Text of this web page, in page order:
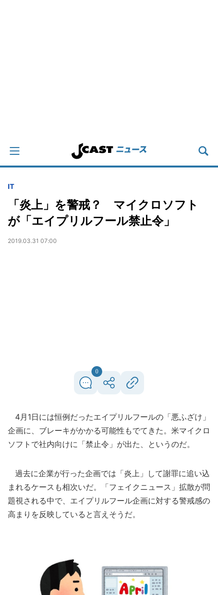
IT
「炎上」を警戒？ マイクロソフト
が「エイプリルフール禁止令」
2019.03.31 07:00
0
4月1日には恒例だったエイプリルフールの「悪ふざけ」
企画に、ブレーキがかかる可能性もでてきた。米マイクロ
ソフトで社内向けに「禁止令」が出た、というのだ。
過去に企業が行った企画では「炎上」して謝罪に追い込
まれるケースも相次いだ。「フェイクニュース」拡散が問
題視される中で、エイプリルフール企画に対する警戒感の
高まりを反映していると言えそうだ。